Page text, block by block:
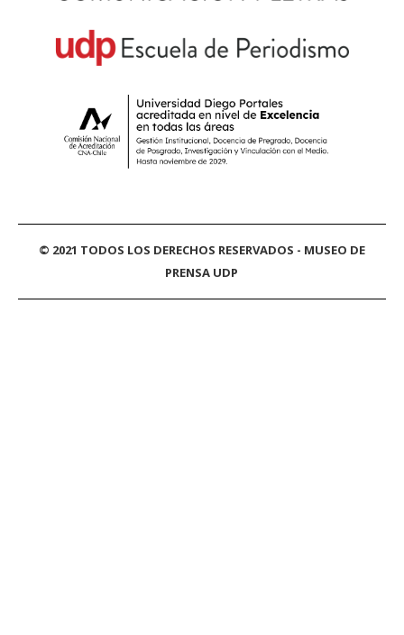
© 2021 TODOS LOS DERECHOS RESERVADOS - MUSEO DE
PRENSA UDP